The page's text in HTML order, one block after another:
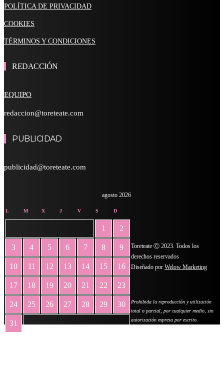
POLÍTICA DE PRIVACIDAD
COOKIES
TÉRMINOS Y CONDICIONES
REDACCIÓN
EQUIPO
redaccion@toreteate.com
PUBLICIDAD
publicidad@toreteate.com
agosto 2026
L M X J V S D
1 2
3 4 5 6 7 8 9
10 11 12 13 14 15 16
17 18 19 20 21 22 23
24 25 26 27 28 29 30
31
Toreteate Ⓒ 2023. Todos los
derechos reservados
Diseñado por Welow Marketing
Prohibida la reproducción y utilización
total o parcial, por cualquier medio, sin
autorización expresa por escrito.